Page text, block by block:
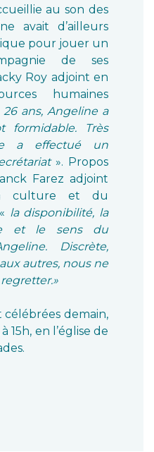
au son des
avait d’ailleurs
pour jouer un
de ses
Roy adjoint en
humaines
ans, Angeline a
formidable. Très
a effectué un
». Propos
Farez adjoint
culture et du
la disponibilité, la
et le sens du
Discrète,
autres, nous ne
célébrées demain,
15h, en l’église de